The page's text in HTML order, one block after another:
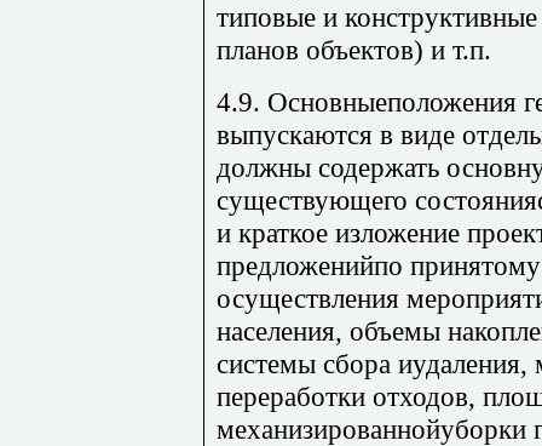
типовые и
планов объектов) и т.п.
4.9. Основныеположения
выпускаются в виде
должны содержать
существующего
и краткое изложение
предложенийпо
осуществления
населения, объемы
системы сбора
переработки отходов,
механизированнойуборки